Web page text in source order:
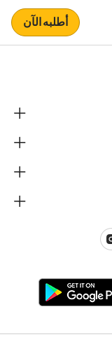
أطلبه الآن